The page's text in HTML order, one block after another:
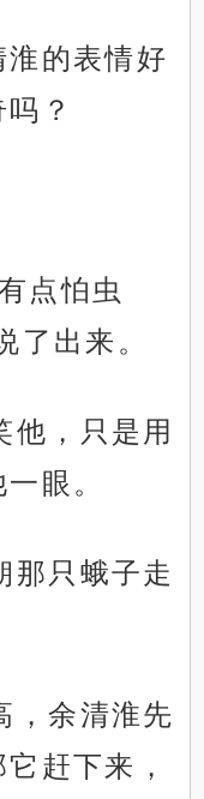
淮的表情好
？
点怕虫
了出来。
他，只是用
眼。
那只蛾子走
，余清淮先
赶下来，